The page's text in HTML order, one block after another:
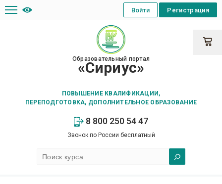
Образовательный портал
«Сириус»
ПОВЫШЕНИЕ КВАЛИФИКАЦИИ,
ПЕРЕПОДГОТОВКА, ДОПОЛНИТЕЛЬНОЕ ОБРАЗОВАНИЕ
8 800 250 54 47
Звонок по России бесплатный
Регистрация
Войти